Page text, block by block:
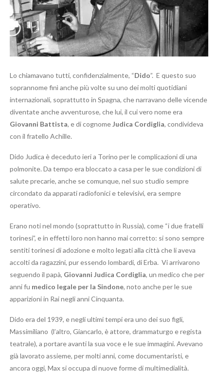
Lo chiamavano tutti, confidenzialmente, “Dido”. E questo suo
soprannome finì anche più volte su uno dei molti quotidiani
internazionali, soprattutto in Spagna, che narravano delle vicende
diventate anche avventurose, che lui, il cui vero nome era
Giovanni Battista, e di cognomeJudica Cordiglia, condivideva
con il fratello Achille.
Dido Judica è deceduto ieri a Torino per le complicazioni di una
polmonite. Da tempo era bloccato a casa per le sue condizioni di
salute precarie, anche se comunque, nel suo studio sempre
circondato da apparati radiofonici e televisivi, era sempre
operativo.
Erano noti nel mondo (soprattutto in Russia), come “i due fratelli
torinesi”, e in effetti loro non hanno mai corretto: si sono sempre
sentiti torinesi di adozione e molto legati alla città che li aveva
accolti da ragazzini, pur essendo lombardi, di Erba. Vi arrivarono
seguendo il papà, Giovanni Judica Cordiglia, un medico che per
anni fu medico legale per la Sindone, noto anche per le sue
apparizioni in Rai negli anni Cinquanta.
Dido era del 1939, e negli ultimi tempi era uno dei suo figli,
Massimiliano (l’altro, Giancarlo, è attore, drammaturgo e regista
teatrale), a portare avanti la sua voce e le sue immagini. Avevano
già lavorato assieme, per molti anni, come documentaristi, e
ancora oggi, Max si occupa di nuove forme di multimedialità.